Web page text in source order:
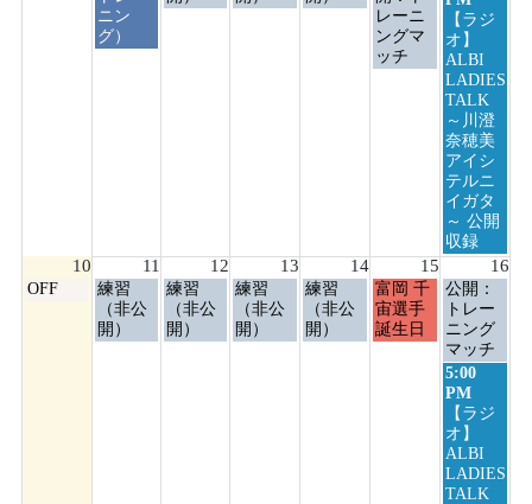
8
月
ニン
グ）
8
月
8th
レーニ
ングマ
ッチ
月
9th
2026
日,
8
月
9th
2026
【ラジ
オ】
ALBI
LADIES
TALK
～川澄
奈穂美
アイシ
テルニ
イガタ
～ 公開
収録
10 11 12 13 14 15 16
月
OFF
火
曜
日,
練習
（非公
開）
水
曜
日,
練習
（非公
開）
木
曜
日,
練習
（非公
開）
金
曜
日,
練習
（非公
開）
土
曜
日,
富岡 千
宙選手
誕生日
日
曜
日,
8
月
16th
2026
公開：
トレー
ニング
マッチ
日
曜
日,
8
月
16th
2026
5:00
PM
【ラジ
オ】
ALBI
LADIES
TALK